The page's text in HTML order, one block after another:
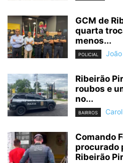
GCM de
quarta
menos...
POLICIAL
Ribeirão
roubos e
no...
BAIRROS
Comando
procurado
Ribeirão